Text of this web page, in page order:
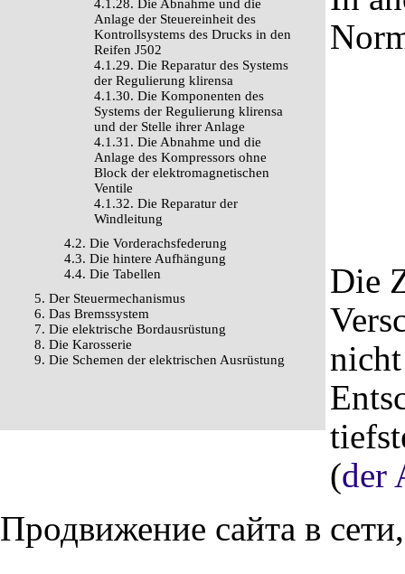
4.1.28. Die Abnahme und die
Anlage der Steuereinheit des
Kontrollsystems des Drucks in den
Reifen J502
4.1.29. Die Reparatur des Systems
der Regulierung klirensa
4.1.30. Die Komponenten des
Systems der Regulierung klirensa
und der Stelle ihrer Anlage
4.1.31. Die Abnahme und die
Anlage des Kompressors ohne
Block der elektromagnetischen
Ventile
4.1.32. Die Reparatur der
Windleitung
4.2. Die Vorderachsfederung
4.3. Die hintere Aufhängung
4.4. Die Tabellen
5. Der Steuermechanismus
6. Das Bremssystem
7. Die elektrische Bordausrüstung
8. Die Karosserie
9. Die Schemen der elektrischen Ausrüstung
Die
(der
Продвижение сайта в